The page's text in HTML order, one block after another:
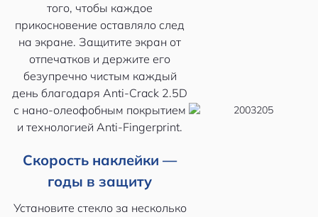
того, чтобы каждое
прикосновение оставляло след
на экране. Защитите экран от
отпечатков и держите его
безупречно чистым каждый
день благодаря Anti-Crack 2.5D
с нано-олеофобным покрытием
и технологией Anti-Fingerprint.
Скорость наклейки —
годы в защиту
Установите стекло за несколько